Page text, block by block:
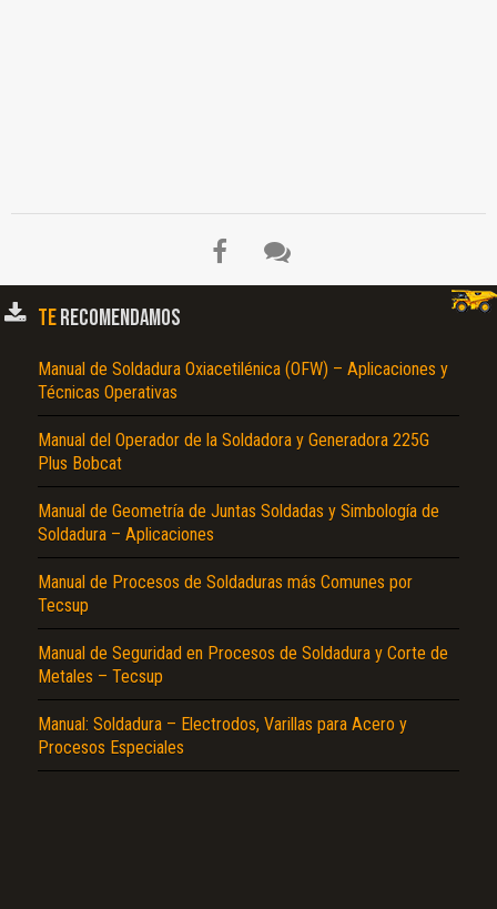
TERECOMENDAMOS
Manual de Soldadura Oxiacetilénica (OFW) – Aplicaciones y
Técnicas Operativas
Manual del Operador de la Soldadora y Generadora 225G
Plus Bobcat
Manual de Geometría de Juntas Soldadas y Simbología de
Soldadura – Aplicaciones
Manual de Procesos de Soldaduras más Comunes por
Tecsup
Manual de Seguridad en Procesos de Soldadura y Corte de
Metales – Tecsup
Manual: Soldadura – Electrodos, Varillas para Acero y
Procesos Especiales
Reportar otro tipo de error...